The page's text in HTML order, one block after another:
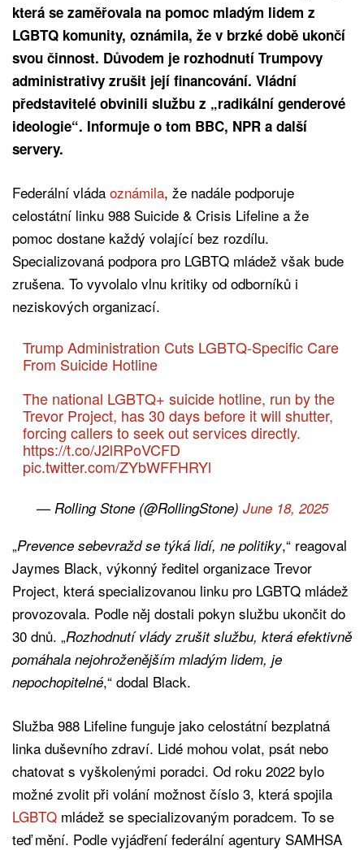
která se zaměřovala na pomoc mladým lidem z
LGBTQ komunity, oznámila, že v brzké době ukončí
svou činnost. Důvodem je rozhodnutí Trumpovy
administrativy zrušit její financování. Vládní
představitelé obvinili službu z „radikální genderové
ideologie“. Informuje o tom BBC, NPR a další
servery.
Federální vláda oznámila, že nadále podporuje
celostátní linku 988 Suicide & Crisis Lifeline a že
pomoc dostane každý volající bez rozdílu.
Specializovaná podpora pro LGBTQ mládež však bude
zrušena. To vyvolalo vlnu kritiky od odborníků i
neziskových organizací.
Trump Administration Cuts LGBTQ-Specific Care
From Suicide Hotline
The national LGBTQ+ suicide hotline, run by the
Trevor Project, has 30 days before it will shutter,
forcing callers to seek out services directly.
https://t.co/J2lRPoVCFD
pic.twitter.com/ZYbWFFHRYl
— Rolling Stone (@RollingStone) June 18, 2025
„Prevence sebevražd se týká lidí, ne politiky,“ reagoval
Jaymes Black, výkonný ředitel organizace Trevor
Project, která specializovanou linku pro LGBTQ mládež
provozovala. Podle něj dostali pokyn službu ukončit do
30 dnů. „Rozhodnutí vlády zrušit službu, která efektivně
pomáhala nejohroženějším mladým lidem, je
nepochopitelné,“ dodal Black.
Služba 988 Lifeline funguje jako celostátní bezplatná
linka duševního zdraví. Lidé mohou volat, psát nebo
chatovat s vyškolenými poradci. Od roku 2022 bylo
možné zvolit při volání možnost číslo 3, která spojila
LGBTQ mládež se specializovaným poradcem. To se
teď mění. Podle vyjádření federální agentury SAMHSA